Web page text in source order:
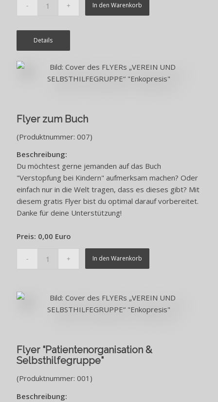
In den Warenkorb
Details
Flyer zum Buch
(Produktnummer: 007)
Beschreibung:
Du möchtest gerne jemanden auf das Buch
"Verstopfung bei Kindern" aufmerksam machen? Oder
einfach nur in die Welt tragen, dass es dieses gibt? Mit
diesem gratis Flyer bist du optimal darauf vorbereitet.
Danke für deine Unterstützung!
Preis: 0,00 Euro
In den Warenkorb
Flyer “Patientenorganisation &
Selbsthilfegruppe"
(Produktnummer: 001)
Beschreibung: